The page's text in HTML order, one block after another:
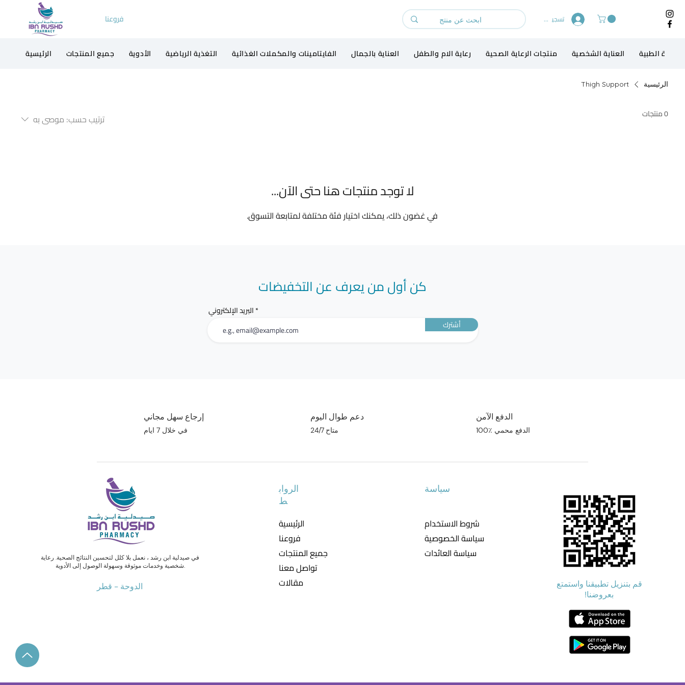
فروعنا تسجيل الدخول
الرئيسية جميع المنتجات الأدوية التغذية الرياضية الفايتامينات والمكملات الغذائية العناية بالجمال رعاية الام والطفل منتجات الرعاية الصحية العناية الشخصية الاجهزة الطبية
الرئيسية Thigh Support
0 منتجات ترتيب حسب: موصى به
لا توجد منتجات هنا حتى الآن...
في غضون ذلك، يمكنك اختيار فئة مختلفة لمتابعة التسوق.
كن أول من يعرف عن التخفيضات
البريد الإلكتروني
أشترك
إرجاع سهل مجاني
في خلال 7 ايام
دعم طوال اليوم
متاح 24/7
الدفع الآمن
100٪ الدفع محمي
في صيدلية ابن رشد ، نعمل بلا كلل لتحسين النتائج الصحية. رعاية
شخصية وخدمات موثوقة وسهولة الوصول إلى الأدوية.
الدوحة - قطر
الرواب
ط
الرئيسية
فروعنا
جميع المنتجات
تواصل معنا
مقالات
سياسة
شروط الاستخدام
سياسة الخصوصية
سياسة العائدات
قم بتنزيل تطبيقنا واستمتع
بعروضنا!